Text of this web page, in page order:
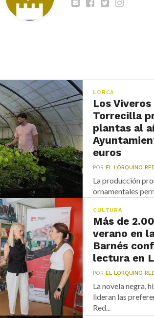
LORCA
Los
Torrecilla
plantas al
euros
POREL LORQUINO
La producción
ornamentales
CULTURA
Más de
verano en
Barnés
lectura en
POREL LORQUINO
La novela negra,
lideran las
Red...